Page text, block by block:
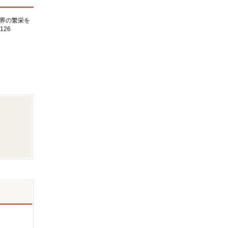
の繁栄を